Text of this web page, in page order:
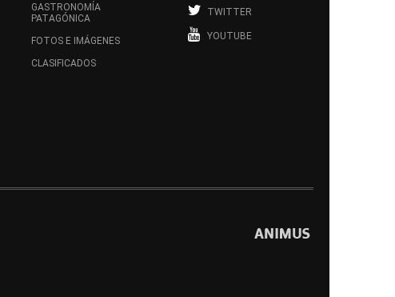
GASTRONOMÍA
PATAGÓNICA
FOTOS E IMÁGENES
CLASIFICADOS
TWITTER
YOUTUBE